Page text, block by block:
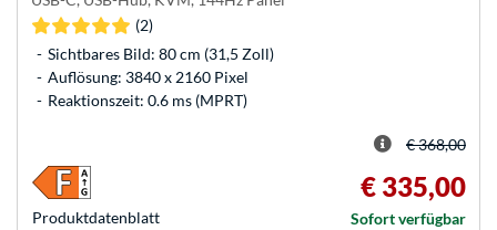
(2)
Sichtbares Bild: 80 cm (31,5 Zoll)
Auflösung: 3840 x 2160 Pixel
Reaktionszeit: 0.6 ms (MPRT)
Produkt­datenblatt
€ 368,00
€ 335,00
Sofort verfügbar